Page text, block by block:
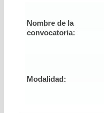
Nombre de la
convocatoria:
Modalidad: